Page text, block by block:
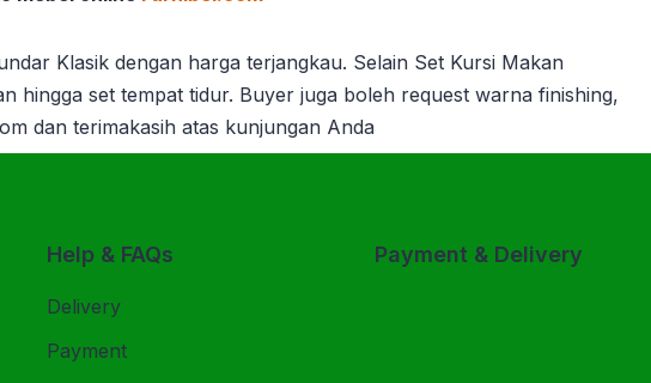
Klasik dengan harga terjangkau. Selain Set Kursi Makan
hingga set tempat tidur. Buyer juga boleh request warna finishing,
dan terimakasih atas kunjungan Anda
Help & FAQs
Delivery
Payment
Payment & Delivery